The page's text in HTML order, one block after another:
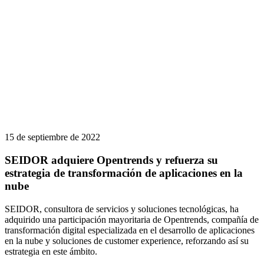
15 de septiembre de 2022
SEIDOR adquiere Opentrends y refuerza su
estrategia de transformación de aplicaciones en la
nube
SEIDOR, consultora de servicios y soluciones tecnológicas, ha
adquirido una participación mayoritaria de Opentrends, compañía de
transformación digital especializada en el desarrollo de aplicaciones
en la nube y soluciones de customer experience, reforzando así su
estrategia en este ámbito.